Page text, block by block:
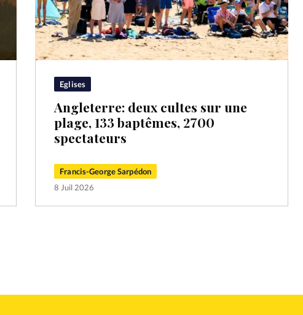
Eglises
Angleterre: deux cultes sur une
plage, 133 baptêmes, 2700
spectateurs
Francis-George Sarpédon
8 Juil 2026